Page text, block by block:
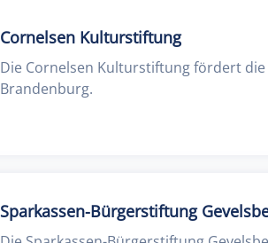
Cornelsen Kulturstiftung
Die Cornelsen Kulturstiftung fördert
Brandenburg.
Sparkassen-Bürgerstiftung